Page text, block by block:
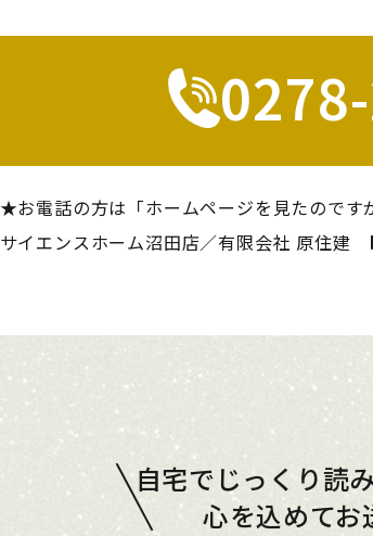
★お電話の方は「ホームページを見たので
サイエンスホーム沼田店／有限会社 原住
自宅でじっくり読
心を込めてお